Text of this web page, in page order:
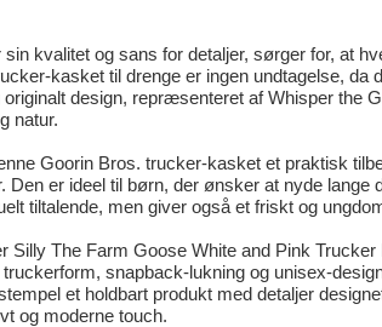
kvalitet og sans for detaljer, sørger for, at
kasket til drenge er ingen undtagelse,
design, repræsenteret af Whisper
natur.
Goorin Bros. trucker-kasket et praktisk
Den er ideel til børn, der ønsker at nyde
tiltalende, men giver også et friskt og
Silly The Farm Goose White and Pink
snapback-lukning og unisex-
et holdbart produkt med detaljer
og moderne touch.